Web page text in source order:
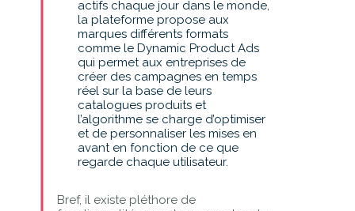
actifs chaque jour dans le monde,
la plateforme propose aux
marques différents formats
comme le Dynamic Product Ads
qui permet aux entreprises de
créer des campagnes en temps
réel sur la base de leurs
catalogues produits et
l’algorithme se charge d’optimiser
et de personnaliser les mises en
avant en fonction de ce que
regarde chaque utilisateur.
Bref, il existe pléthore de